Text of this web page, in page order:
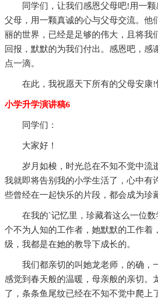
同学们，让我们感恩父母吧!用一
父母，用一颗真诚的心与父母交流。他
丽的世界，已经是足够的伟大，且将我
回报，默默的为我们付出。感恩吧，感
点一滴。
在此，我祝愿天下所有的父母安康
小学升学演讲稿6
同学们：
大家好！
岁月如梭，时光总在不知不觉中流
我就即将告别我的小学生活了，心中有
些曾经在一起快乐的片段，都会成为珍
在我的`记忆里，珍藏着这么一位
个不为人知的工作者，她默默的工作着
级，我都是在她的教导下成长的。
我们都亲切的叫她龙老师，的确，
感觉到春天般的温暖，母亲般的亲切。
了，条条鱼尾纹已经在不知不觉中爬上